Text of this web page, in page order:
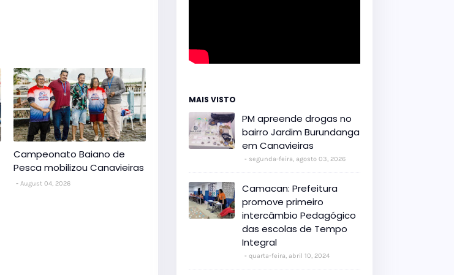
Campeonato Baiano de
Pesca mobilizou Canavieiras
August 04, 2026
MAIS VISTO
PM apreende drogas no
bairro Jardim Burundanga
em Canavieiras
segunda-feira, agosto 03, 2026
Camacan: Prefeitura
promove primeiro
intercâmbio Pedagógico
das escolas de Tempo
Integral
quarta-feira, abril 10, 2024